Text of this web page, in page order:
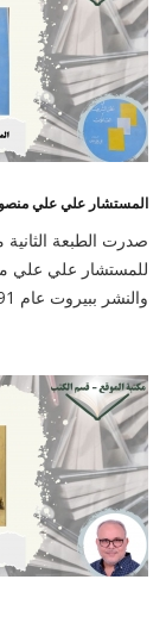
المستشار علي علي
صدرت الطبعة
والنشر ببيروت عام 1391هــــ. وأصل هذا الكتاب هو حكم أصدرته…